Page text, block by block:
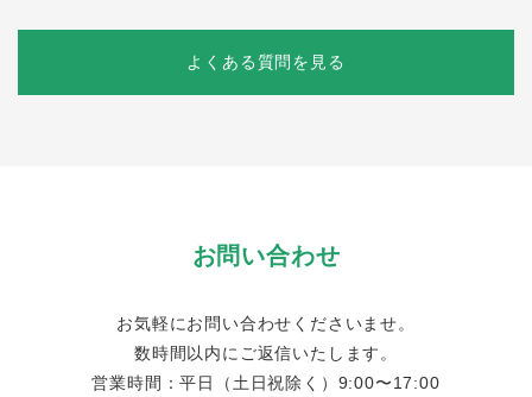
よくある質問を見る
お問い合わせ
お気軽にお問い合わせくださいませ。
数時間以内にご返信いたします。
営業時間：平日（土日祝除く）9:00〜17:00